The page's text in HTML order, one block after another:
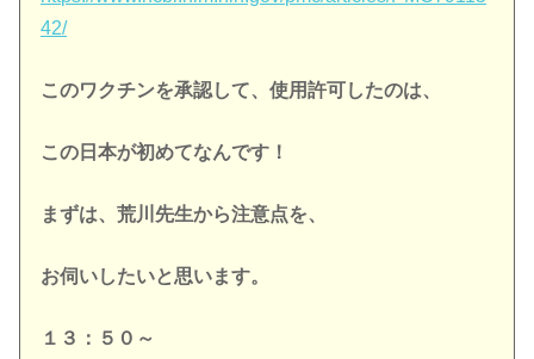
42/
このワクチンを承認して、使用許可したのは、
この日本が初めてなんです！
まずは、荒川先生から注意点を、
お伺いしたいと思います。
１３：５０～